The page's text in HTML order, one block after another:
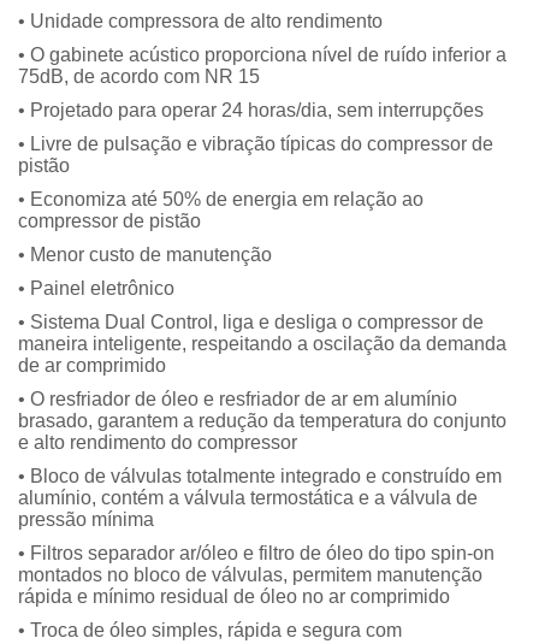
• Unidade compressora de alto rendimento
• O gabinete acústico proporciona nível de ruído inferior a
75dB, de acordo com NR 15
• Projetado para operar 24 horas/dia, sem interrupções
• Livre de pulsação e vibração típicas do compressor de
pistão
• Economiza até 50% de energia em relação ao
compressor de pistão
• Menor custo de manutenção
• Painel eletrônico
• Sistema Dual Control, liga e desliga o compressor de
maneira inteligente, respeitando a oscilação da demanda
de ar comprimido
• O resfriador de óleo e resfriador de ar em alumínio
brasado, garantem a redução da temperatura do conjunto
e alto rendimento do compressor
• Bloco de válvulas totalmente integrado e construído em
alumínio, contém a válvula termostática e a válvula de
pressão mínima
• Filtros separador ar/óleo e filtro de óleo do tipo spin-on
montados no bloco de válvulas, permitem manutenção
rápida e mínimo residual de óleo no ar comprimido
• Troca de óleo simples, rápida e segura com